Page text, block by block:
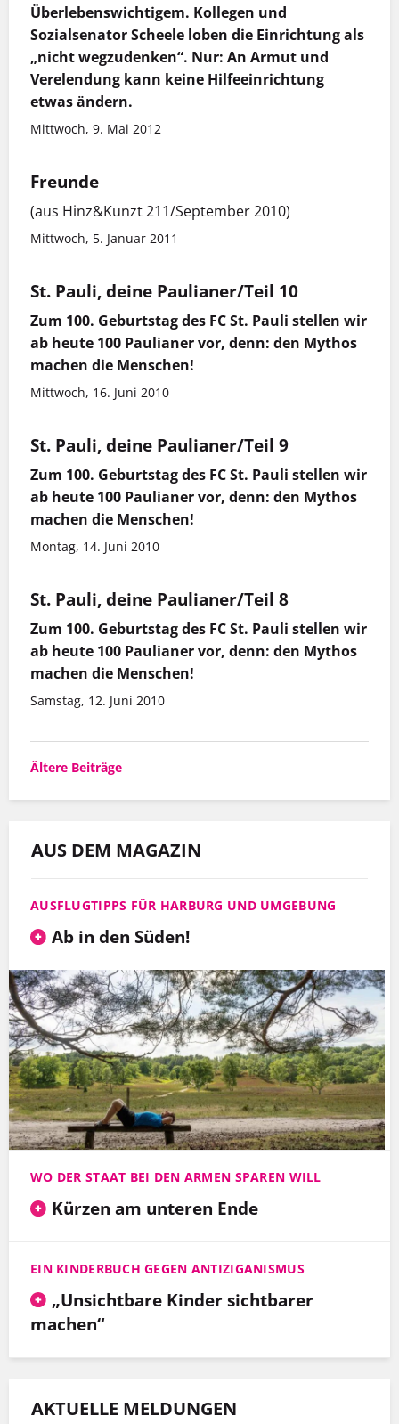
Überlebenswichtigem. Kollegen und
Sozialsenator Scheele loben die Einrichtung als
„nicht wegzudenken“. Nur: An Armut und
Verelendung kann keine Hilfeeinrichtung
etwas ändern.
Mittwoch, 9. Mai 2012
Freunde
(aus Hinz&Kunzt 211/September 2010)
Mittwoch, 5. Januar 2011
St. Pauli, deine Paulianer/Teil 10
Zum 100. Geburtstag des FC St. Pauli stellen wir
ab heute 100 Paulianer vor, denn: den Mythos
machen die Menschen!
Mittwoch, 16. Juni 2010
St. Pauli, deine Paulianer/Teil 9
Zum 100. Geburtstag des FC St. Pauli stellen wir
ab heute 100 Paulianer vor, denn: den Mythos
machen die Menschen!
Montag, 14. Juni 2010
St. Pauli, deine Paulianer/Teil 8
Zum 100. Geburtstag des FC St. Pauli stellen wir
ab heute 100 Paulianer vor, denn: den Mythos
machen die Menschen!
Samstag, 12. Juni 2010
Beitragsnavigation
Ältere Beiträge
AUS DEM MAGAZIN
AUSFLUGTIPPS FÜR HARBURG UND UMGEBUNG
Ab in den Süden!
WO DER STAAT BEI DEN ARMEN SPAREN WILL
Kürzen am unteren Ende
EIN KINDERBUCH GEGEN ANTIZIGANISMUS
„Unsichtbare Kinder sichtbarer
machen“
AKTUELLE MELDUNGEN